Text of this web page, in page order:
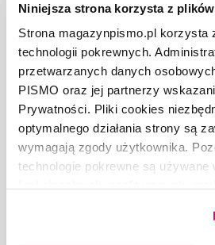
Niniejsza strona korzysta z
Strona magazynpismo.pl korzysta
technologii pokrewnych.
przetwarzanych danych
PISMO oraz jej partnerzy
Prywatności. Pliki cookies
optymalnego działania strony są
wymagają zgody użytkownika.
technologie pokrewne są używane
dobrowolną zgodę na pliki cookies
pokrewne, zgadzasz się na
Copyright © Fundacja Pismo
O „PIŚMIE”